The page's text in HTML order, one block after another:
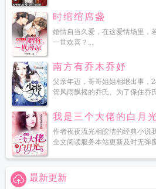
时绾绾席盏
婚情自当久爱，在这爱情场里，
一世欢喜？...
南方有乔木乔妤
父亲年迈，哥哥姐姐相继出事，
管风雨飘摇的乔氏。为了保住乔
我是三个大佬的白月
作者夜夜流光相皎洁的经典小说
全文阅读服务本站更新及时无弹
最新更新